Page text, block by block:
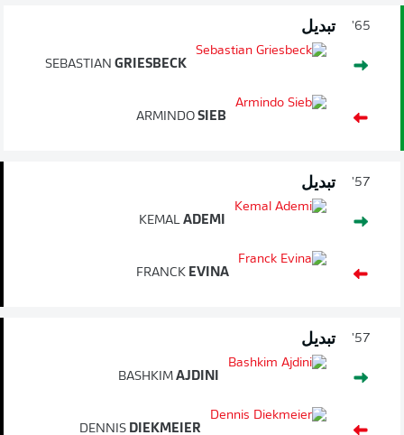
65' تبديل
SEBASTIAN GRIESBECK
ARMINDO SIEB
57' تبديل
KEMAL ADEMI
FRANCK EVINA
57' تبديل
BASHKIM AJDINI
DENNIS DIEKMEIER